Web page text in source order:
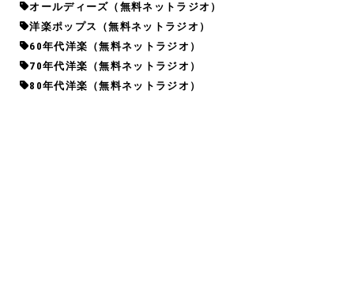
オールディーズ（無料ネットラジオ）
洋楽ポップス（無料ネットラジオ）
60年代洋楽（無料ネットラジオ）
70年代洋楽（無料ネットラジオ）
80年代洋楽（無料ネットラジオ）